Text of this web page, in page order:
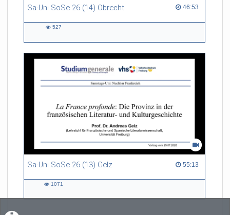
Sa-Uni SoSe 26 (14) Obrecht 46:53
46:53 duration
527
Sa-Uni SoSe 26 (13) Gelz 55:13
55:13 duration
1071